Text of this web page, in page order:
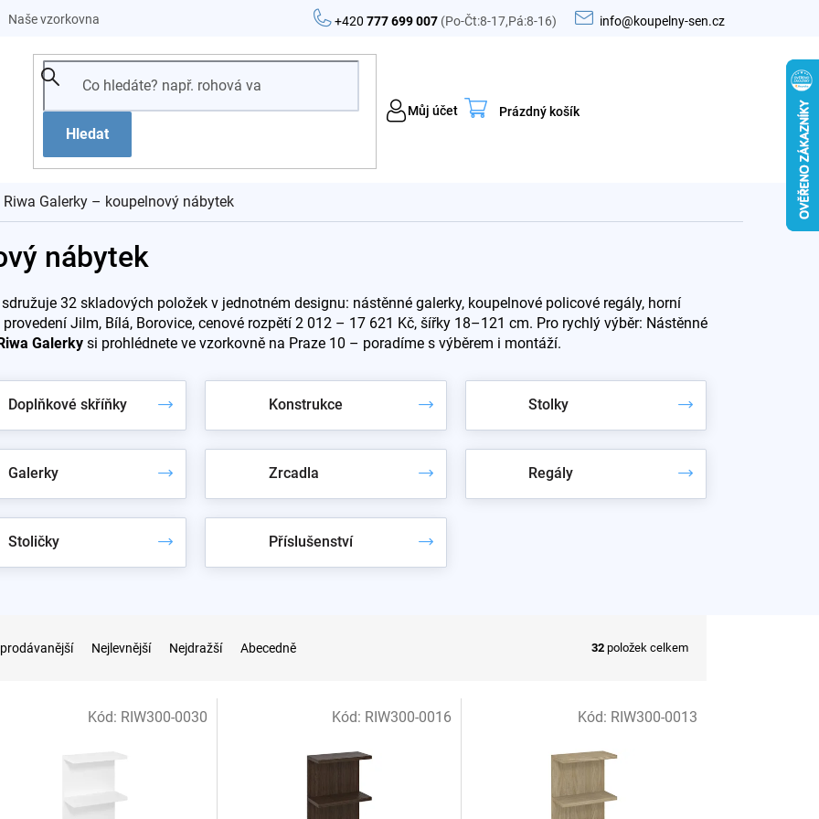
+420777 699 007 (Po-Čt:8-17,Pá:8-16) info@koupelny-sen.cz
Naše vzorkovna
Hledat
Můj účet
Nákupní
Prázdný košík
Riwa Galerky – koupelnový nábytek
nábytek
sdružuje 32 skladových položek v jednotném designu: nástěnné galerky, koupelnové policové regály, horní
provedení Jilm, Bílá, Borovice, cenové rozpětí 2 012 – 17 621 Kč, šířky 18–121 cm. Pro rychlý výběr: Nástěnné
Galerky si prohlédnete ve vzorkovně na Praze 10 – poradíme s výběrem i montáží.
Doplňkové skříňky Konstrukce Stolky
Galerky Zrcadla Regály
Stoličky Příslušenství
Nejlevnější Nejdražší Abecedně 32 položek celkem
Kód: RIW300-0030 Kód: RIW300-0016 Kód: RIW300-0013